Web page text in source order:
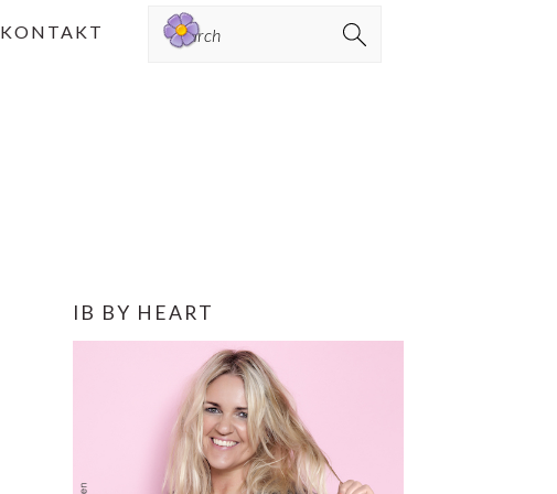
KONTAKT
Search
PRIMÆR
IB BY HEART